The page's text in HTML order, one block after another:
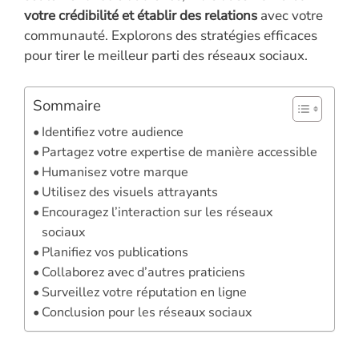
votre crédibilité et établir des relations avec votre
communauté. Explorons des stratégies efficaces
pour tirer le meilleur parti des réseaux sociaux.
Sommaire
Identifiez votre audience
Partagez votre expertise de manière accessible
Humanisez votre marque
Utilisez des visuels attrayants
Encouragez l’interaction sur les réseaux
sociaux
Planifiez vos publications
Collaborez avec d’autres praticiens
Surveillez votre réputation en ligne
Conclusion pour les réseaux sociaux